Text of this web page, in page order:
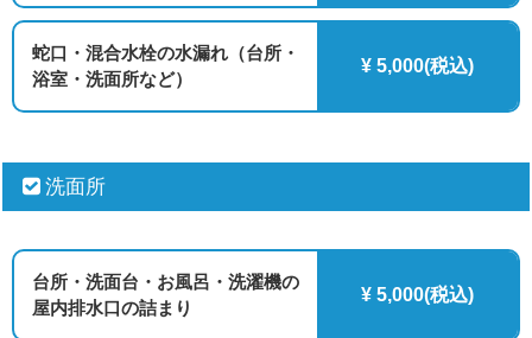
蛇口・混合水栓の水漏れ（台所・
浴室・洗面所など）
¥ 5,000(税込)
洗面所
台所・洗面台・お風呂・洗濯機の
屋内排水口の詰まり
¥ 5,000(税込)